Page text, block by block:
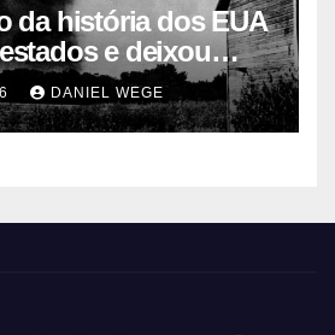
da história dos EUA
e deixou
mortos
DANIEL WEGE